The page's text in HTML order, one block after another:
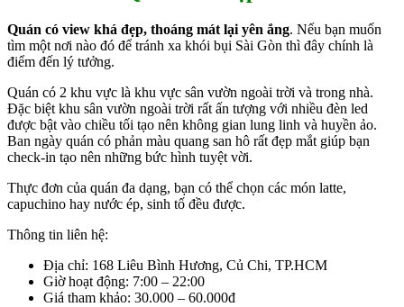
Quán có view khá đẹp, thoáng mát lại yên ắng. Nếu bạn muốn
tìm một nơi nào đó để tránh xa khói bụi Sài Gòn thì đây chính là
điểm đến lý tưởng.
Quán có 2 khu vực là khu vực sân vườn ngoài trời và trong nhà.
Đặc biệt khu sân vườn ngoài trời rất ấn tượng với nhiều đèn led
được bật vào chiều tối tạo nên không gian lung linh và huyền ảo.
Ban ngày quán có phản màu quang san hô rất đẹp mắt giúp bạn
check-in tạo nên những bức hình tuyệt vời.
Thực đơn của quán đa dạng, bạn có thể chọn các món latte,
capuchino hay nước ép, sinh tố đều được.
Thông tin liên hệ:
Địa chỉ: 168 Liêu Bình Hương, Củ Chi, TP.HCM
Giờ hoạt động: 7:00 – 22:00
Giá tham khảo: 30.000 – 60.000đ